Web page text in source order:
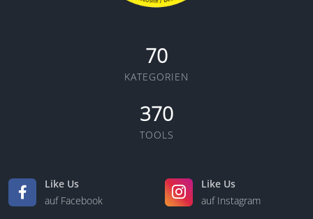
70
KATEGORIEN
370
TOOLS
Like Us
auf Facebook
Like Us
auf Instagram